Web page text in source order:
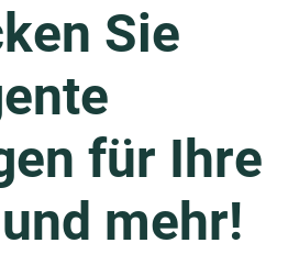
Sie
für Ihre
mehr!